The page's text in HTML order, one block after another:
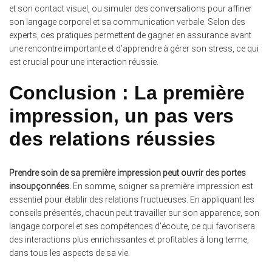
et son contact visuel, ou simuler des conversations pour affiner
son langage corporel et sa communication verbale. Selon des
experts, ces pratiques permettent de gagner en assurance avant
une rencontre importante et d’apprendre à gérer son stress, ce qui
est crucial pour une interaction réussie.
Conclusion : La première
impression, un pas vers
des relations réussies
Prendre soin de sa première impression peut ouvrir des portes
insoupçonnées. En somme, soigner sa première impression est
essentiel pour établir des relations fructueuses. En appliquant les
conseils présentés, chacun peut travailler sur son apparence, son
langage corporel et ses compétences d’écoute, ce qui favorisera
des interactions plus enrichissantes et profitables à long terme,
dans tous les aspects de sa vie.